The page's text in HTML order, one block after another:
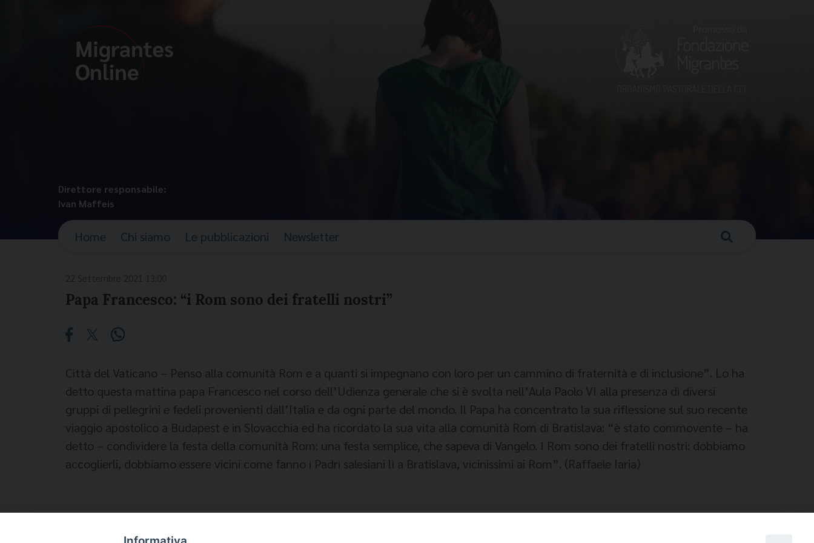
Direttore responsabile:
Ivan Maffeis
Home Chi siamo Le pubblicazioni Newsletter
Papa Francesco: “i Rom sono dei fratelli nostri”
Città del Vaticano – Penso alla comunità Rom e a quanti si impegnano con loro per un cammino di fraternità e di inclusione”. Lo ha
detto questa mattina papa Francesco nel corso dell’Udienza generale che si è svolta nell’Aula Paolo VI alla presenza di diversi
gruppi di pellegrini e fedeli provenienti dall’Italia e da ogni parte del mondo. Il Papa ha concentrato la sua riflessione sul suo recente
viaggio apostolico a Budapest e in Slovacchia ed ha ricordato la sua vita alla comunità Rom di Bratislava: “è stato commovente – ha
detto – condividere la festa della comunità Rom: una festa semplice, che sapeva di Vangelo. I Rom sono dei fratelli nostri: dobbiamo
accoglierli, dobbiamo essere vicini come fanno i Padri salesiani lì a Bratislava, vicinissimi ai Rom”. (Raffaele Iaria)